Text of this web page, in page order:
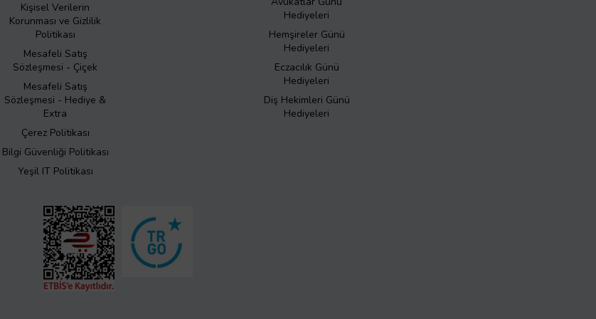
Kişisel Verilerin
Korunması ve Gizlilik
Politikası
Mesafeli Satış
Sözleşmesi - Çiçek
Mesafeli Satış
Sözleşmesi - Hediye &
Extra
Çerez Politikası
Bilgi Güvenliği Politikası
Yeşil IT Politikası
Hediyeleri
Hemşireler Günü
Hediyeleri
Eczacılık Günü
Hediyeleri
Diş Hekimleri Günü
Hediyeleri